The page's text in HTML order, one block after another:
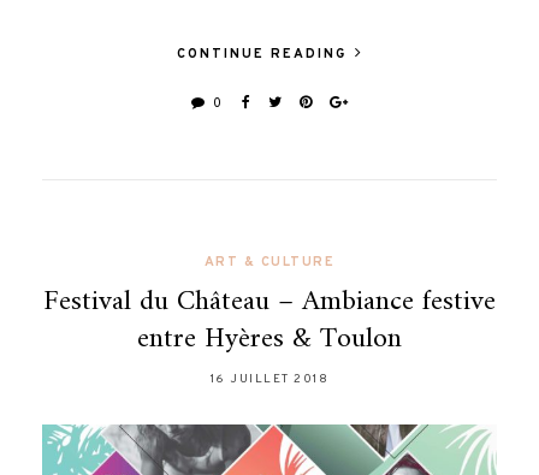
CONTINUE READING
0
ART & CULTURE
Festival du Château – Ambiance festive
entre Hyères & Toulon
16 JUILLET 2018